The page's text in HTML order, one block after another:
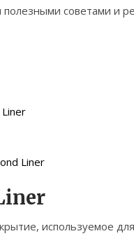
советами и
Liner
используемое